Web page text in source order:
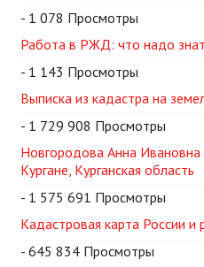
- 1 078 Просмотры
Работа в РЖД: что надо
- 1 143 Просмотры
Выписка из кадастра на
- 1 729 908 Просмотры
Новгородова Анна
Кургане, Курганская область
- 1 575 691 Просмотры
Кадастровая карта России и
- 645 834 Просмотры